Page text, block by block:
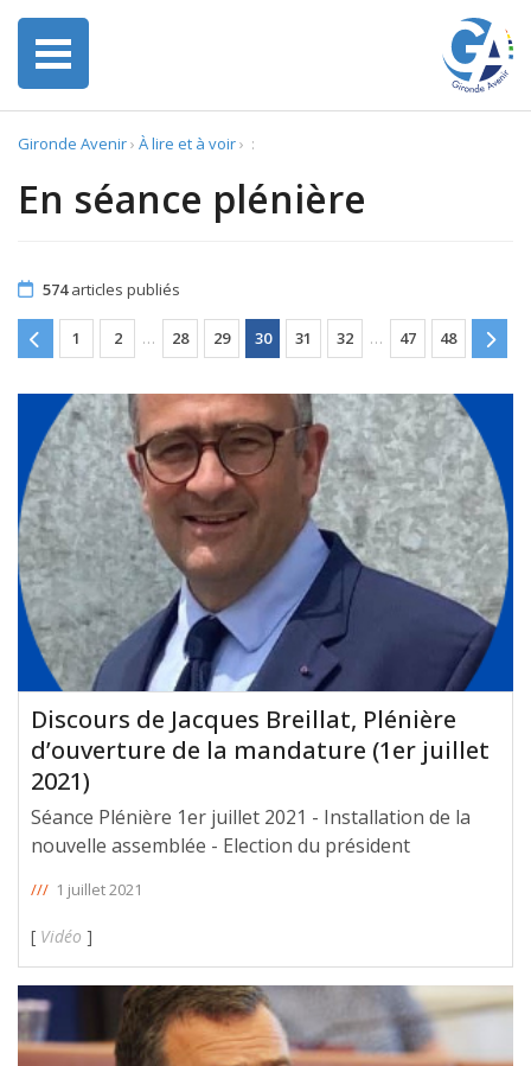
Gironde Avenir› À lire et à voir› :
En séance plénière
574articles publiés
1 2 … 28 29 30 31 32 … 47 48
Discours de Jacques Breillat, Plénière
d’ouverture de la mandature (1er juillet
2021)
Séance Plénière 1er juillet 2021 - Installation de la
nouvelle assemblée - Election du président
/// 1 juillet 2021
[ Vidéo ]